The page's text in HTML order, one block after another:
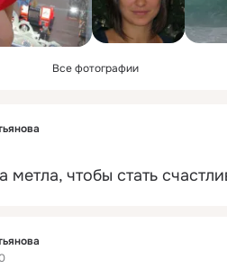
Все фотографии
метла, чтобы стать